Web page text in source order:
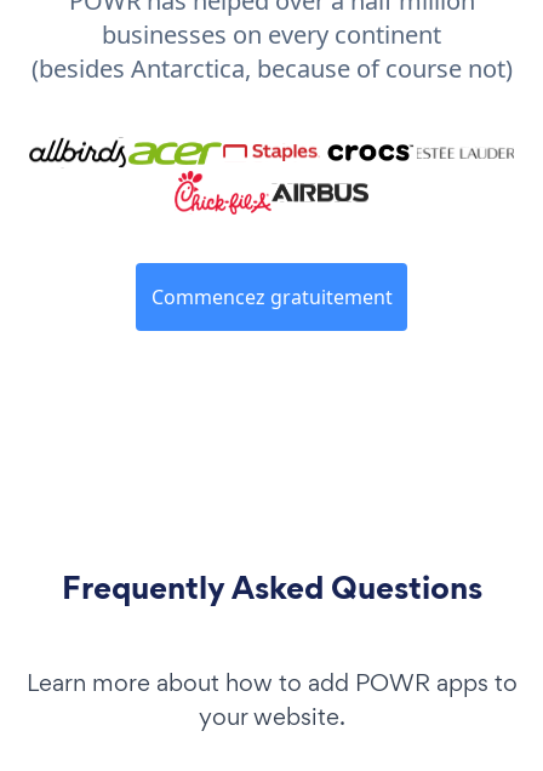
businesses on every continent
(besides Antarctica, because of course not)
Commencez gratuitement
Frequently Asked Questions
Learn more about how to add POWR apps to
your website.